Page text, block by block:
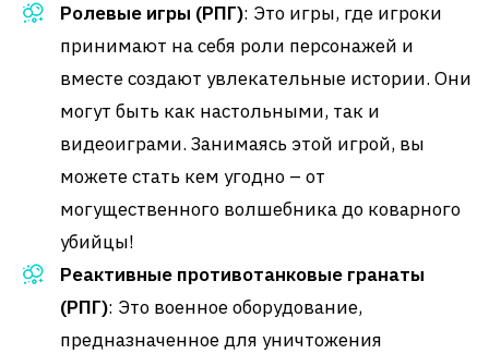
Ролевые игры (РПГ): Это игры, где игроки
принимают на себя роли персонажей и
вместе создают увлекательные истории. Они
могут быть как настольными, так и
видеоиграми. Занимаясь этой игрой, вы
можете стать кем угодно – от
могущественного волшебника до коварного
убийцы!
Реактивные противотанковые гранаты
(РПГ): Это военное оборудование,
предназначенное для уничтожения